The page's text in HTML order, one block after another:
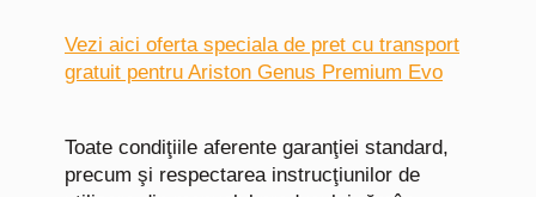
Vezi aici oferta speciala de pret cu transport
gratuit pentru Ariston Genus Premium Evo
Toate condiţiile aferente garanţiei standard,
precum şi respectarea instrucţiunilor de